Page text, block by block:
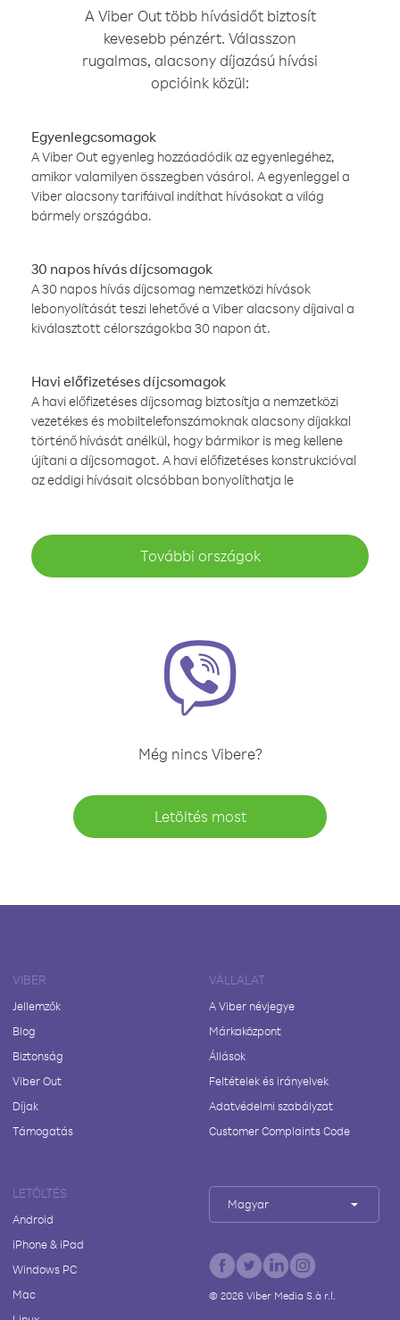
A Viber Out több hívásidőt biztosít
kevesebb pénzért. Válasszon
rugalmas, alacsony díjazású hívási
opcióink közül:
Egyenlegcsomagok
A Viber Out egyenleg hozzáadódik az egyenlegéhez,
amikor valamilyen összegben vásárol. A egyenleggel a
Viber alacsony tarifáival indíthat hívásokat a világ
bármely országába.
30 napos hívás díjcsomagok
A 30 napos hívás díjcsomag nemzetközi hívások
lebonyolítását teszi lehetővé a Viber alacsony díjaival a
kiválasztott célországokba 30 napon át.
Havi előfizetéses díjcsomagok
A havi előfizetéses díjcsomag biztosítja a nemzetközi
vezetékes és mobiltelefonszámoknak alacsony díjakkal
történő hívását anélkül, hogy bármikor is meg kellene
újítani a díjcsomagot. A havi előfizetéses konstrukcióval
az eddigi hívásait olcsóbban bonyolíthatja le
További országok
Még nincs Vibere?
Letöltés most
VIBER
Jellemzők
Blog
Biztonság
Viber Out
Díjak
Támogatás
VÁLLALAT
A Viber névjegye
Márkaközpont
Állások
Feltételek és irányelvek
Adatvédelmi szabályzat
Customer Complaints Code
LETÖLTÉS
Android
iPhone & iPad
Windows PC
Mac
Magyar
© 2026Viber Media S.à r.l.